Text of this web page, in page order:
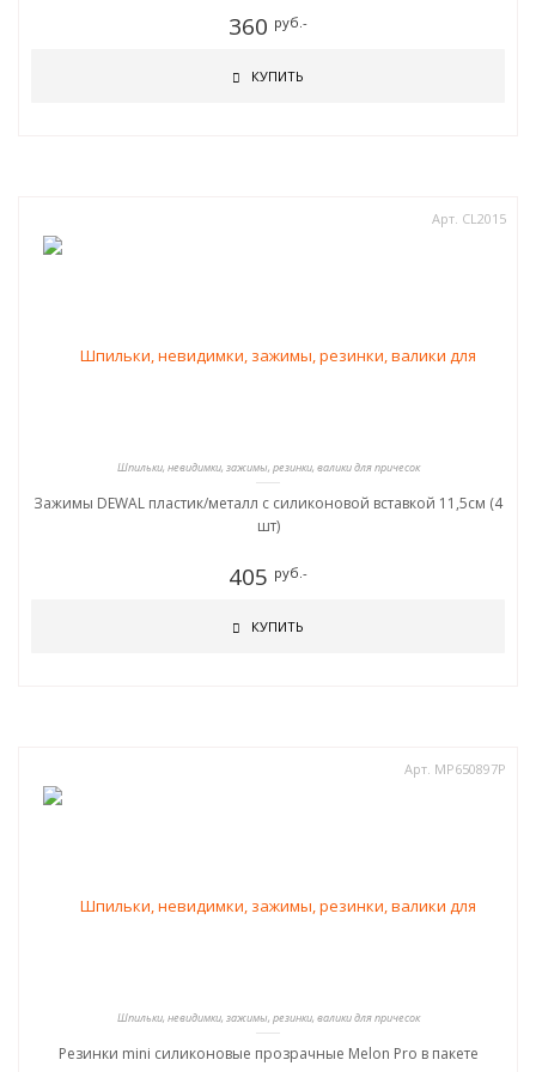
360 руб.-
КУПИТЬ
Арт. CL2015
Шпильки, невидимки, зажимы, резинки, валики для причесок
Зажимы DEWAL пластик/металл с силиконовой вставкой 11,5см (4
шт)
405 руб.-
КУПИТЬ
Арт. MP650897Р
Шпильки, невидимки, зажимы, резинки, валики для причесок
Резинки mini силиконовые прозрачные Melon Pro в пакете